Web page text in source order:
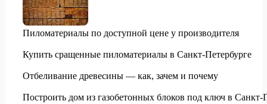
Пиломатериалы по доступной цене у производителя
Купить сращенные пиломатериалы в Санкт-Петербурге
Отбеливание древесины — как, зачем и почему
Построить дом из газобетонных блоков под ключ в Санкт-